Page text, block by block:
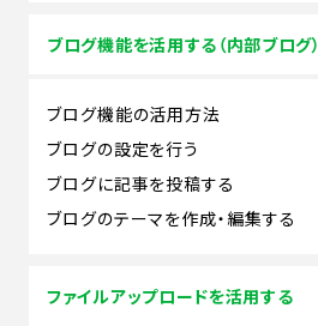
ブログ機能を活用する（内部ブログ）
ブログ機能の活用方法
ブログの設定を行う
ブログに記事を投稿する
ブログのテーマを作成・編集する
ファイルアップロードを活用する